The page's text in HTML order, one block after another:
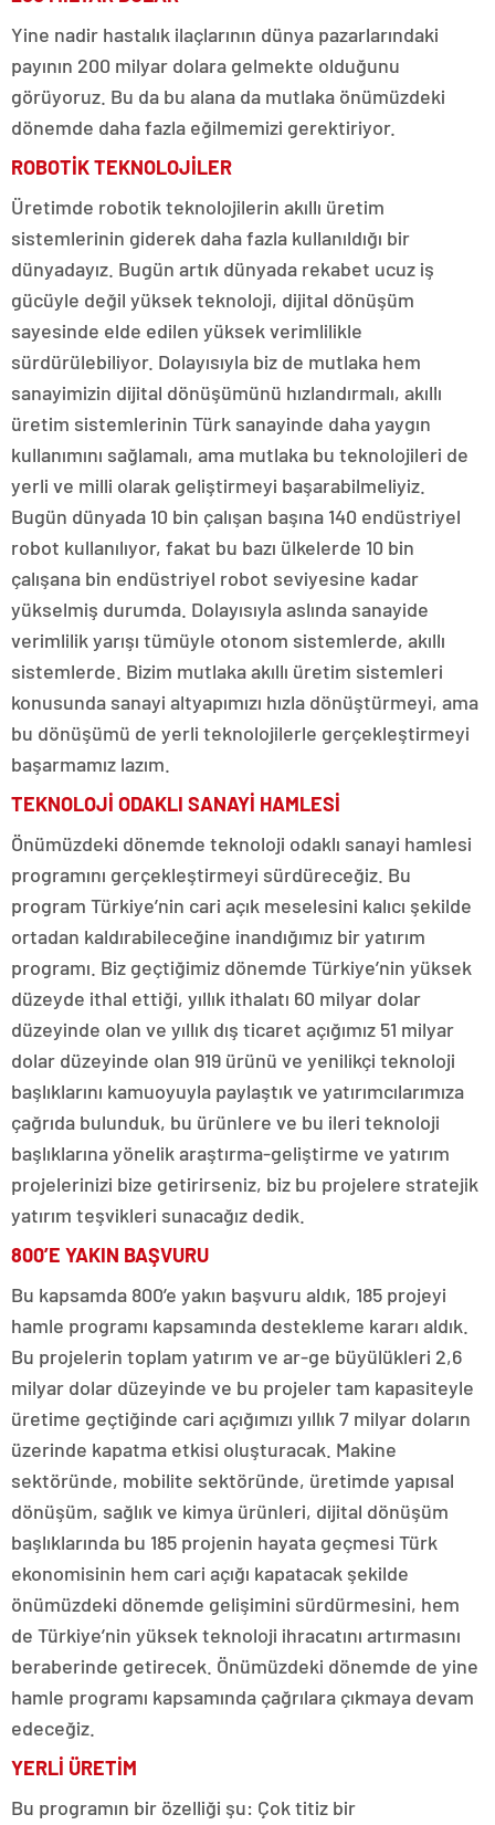
Yine nadir hastalık ilaçlarının dünya pazarlarındaki
payının 200 milyar dolara gelmekte olduğunu
görüyoruz. Bu da bu alana da mutlaka önümüzdeki
dönemde daha fazla eğilmemizi gerektiriyor.
ROBOTİK TEKNOLOJİLER
Üretimde robotik teknolojilerin akıllı üretim
sistemlerinin giderek daha fazla kullanıldığı bir
dünyadayız. Bugün artık dünyada rekabet ucuz iş
gücüyle değil yüksek teknoloji, dijital dönüşüm
sayesinde elde edilen yüksek verimlilikle
sürdürülebiliyor. Dolayısıyla biz de mutlaka hem
sanayimizin dijital dönüşümünü hızlandırmalı, akıllı
üretim sistemlerinin Türk sanayinde daha yaygın
kullanımını sağlamalı, ama mutlaka bu teknolojileri de
yerli ve milli olarak geliştirmeyi başarabilmeliyiz.
Bugün dünyada 10 bin çalışan başına 140 endüstriyel
robot kullanılıyor, fakat bu bazı ülkelerde 10 bin
çalışana bin endüstriyel robot seviyesine kadar
yükselmiş durumda. Dolayısıyla aslında sanayide
verimlilik yarışı tümüyle otonom sistemlerde, akıllı
sistemlerde. Bizim mutlaka akıllı üretim sistemleri
konusunda sanayi altyapımızı hızla dönüştürmeyi, ama
bu dönüşümü de yerli teknolojilerle gerçekleştirmeyi
başarmamız lazım.
TEKNOLOJİ ODAKLI SANAYİ HAMLESİ
Önümüzdeki dönemde teknoloji odaklı sanayi hamlesi
programını gerçekleştirmeyi sürdüreceğiz. Bu
program Türkiye’nin cari açık meselesini kalıcı şekilde
ortadan kaldırabileceğine inandığımız bir yatırım
programı. Biz geçtiğimiz dönemde Türkiye’nin yüksek
düzeyde ithal ettiği, yıllık ithalatı 60 milyar dolar
düzeyinde olan ve yıllık dış ticaret açığımız 51 milyar
dolar düzeyinde olan 919 ürünü ve yenilikçi teknoloji
başlıklarını kamuoyuyla paylaştık ve yatırımcılarımıza
çağrıda bulunduk, bu ürünlere ve bu ileri teknoloji
başlıklarına yönelik araştırma-geliştirme ve yatırım
projelerinizi bize getirirseniz, biz bu projelere stratejik
yatırım teşvikleri sunacağız dedik.
800’E YAKIN BAŞVURU
Bu kapsamda 800’e yakın başvuru aldık, 185 projeyi
hamle programı kapsamında destekleme kararı aldık.
Bu projelerin toplam yatırım ve ar-ge büyülükleri 2,6
milyar dolar düzeyinde ve bu projeler tam kapasiteyle
üretime geçtiğinde cari açığımızı yıllık 7 milyar doların
üzerinde kapatma etkisi oluşturacak. Makine
sektöründe, mobilite sektöründe, üretimde yapısal
dönüşüm, sağlık ve kimya ürünleri, dijital dönüşüm
başlıklarında bu 185 projenin hayata geçmesi Türk
ekonomisinin hem cari açığı kapatacak şekilde
önümüzdeki dönemde gelişimini sürdürmesini, hem
de Türkiye’nin yüksek teknoloji ihracatını artırmasını
beraberinde getirecek. Önümüzdeki dönemde de yine
hamle programı kapsamında çağrılara çıkmaya devam
edeceğiz.
YERLİ ÜRETİM
Bu programın bir özelliği şu: Çok titiz bir